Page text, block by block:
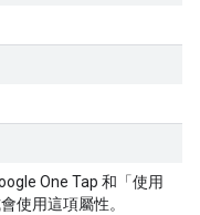
One Tap 和「使用
使用這項屬性。